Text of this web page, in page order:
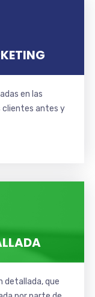
en las
clientes antes y
detallada, que